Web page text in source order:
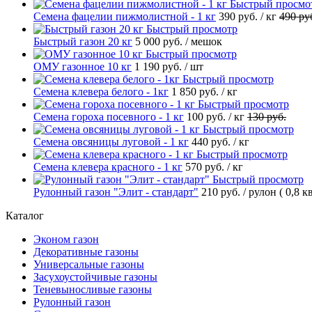
Быстрый
Семена фацелии пижмолистной - 1 кг 390 руб. / кг 490
Быстрый просмотр
Быстрый газон 20 кг 5 000 руб. / мешок
Быстрый просмотр
ОМУ газонное 10 кг 1 190 руб. / шт
Быстрый просмотр
Семена клевера белого - 1кг 1 850 руб. / кг
Быстрый просмотр
Семена гороха посевного - 1 кг 100 руб. / кг 130 руб.
Быстрый просмотр
Семена овсяницы луговой - 1 кг 440 руб. / кг
Быстрый просмотр
Семена клевера красного - 1 кг 570 руб. / кг
Быстрый просмотр
Рулонный газон "Элит - стандарт" 210 руб. / рулон ( 0,8
Каталог
Эконом газон
Декоративные газоны
Универсальные газоны
Засухоустойчивые газоны
Теневыносливые газоны
Рулонный газон